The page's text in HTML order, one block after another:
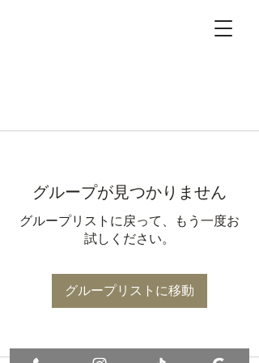
グループが見つかりません
グループリストに戻って、もう一度お
試しください。
グループリストに移動